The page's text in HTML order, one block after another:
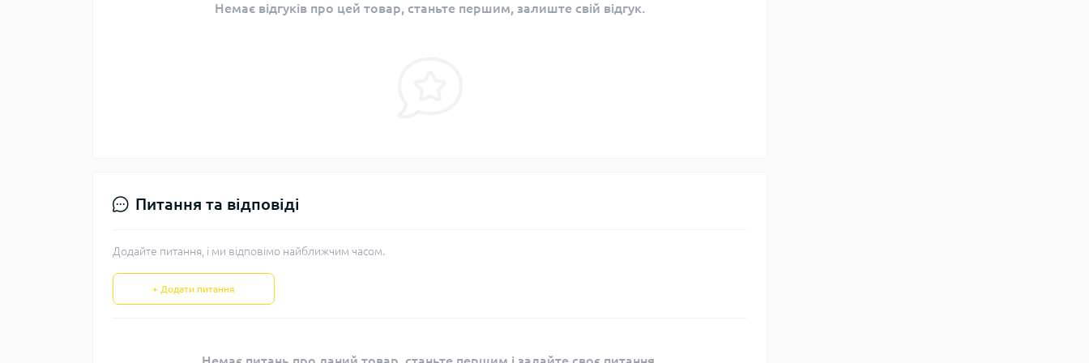
Немає відгуків про цей товар, станьте першим, залиште свій відгук.
Питання та відповіді
Додайте питання, і ми відповімо найближчим часом.
+ Додати питання